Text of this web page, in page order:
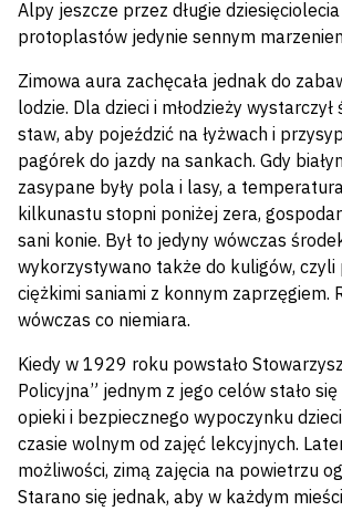
Alpy jeszcze przez długie
protoplastów jedynie sennym
Zimowa aura zachęcała jednak do
lodzie. Dla dzieci i młodzieży
staw, aby pojeździć na łyżwach i
pagórek do jazdy na sankach. Gdy
zasypane były pola i lasy, a
kilkunastu stopni poniżej zera,
sani konie. Był to jedyny wówczas
wykorzystywano także do kuligów, czyli
ciężkimi saniami z konnym zaprzęgiem.
wówczas co niemiara.
Kiedy w 1929 roku powstało
Policyjna” jednym z jego celów stało
opieki i bezpiecznego wypoczynku
czasie wolnym od zajęć lekcyjnych.
możliwości, zimą zajęcia na powietrzu
Starano się jednak, aby w każdym